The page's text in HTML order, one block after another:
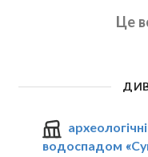
Це
водоспадом